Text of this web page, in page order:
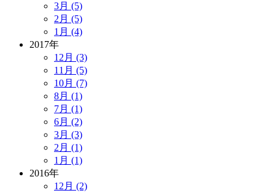
3月 (5)
2月 (5)
1月 (4)
2017年
12月 (3)
11月 (5)
10月 (7)
8月 (1)
7月 (1)
6月 (2)
3月 (3)
2月 (1)
1月 (1)
2016年
12月 (2)